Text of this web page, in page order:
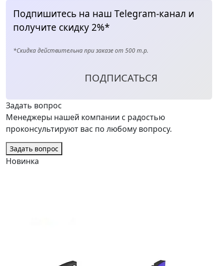
Подпишитесь на наш Telegram-канал и
получите скидку 2%*
*Скидка действительна при заказе от 500 т.р.
ПОДПИСАТЬСЯ
Задать вопрос
Менеджеры нашей компании с радостью
проконсультируют вас по любому вопросу.
Задать вопрос
Новинка